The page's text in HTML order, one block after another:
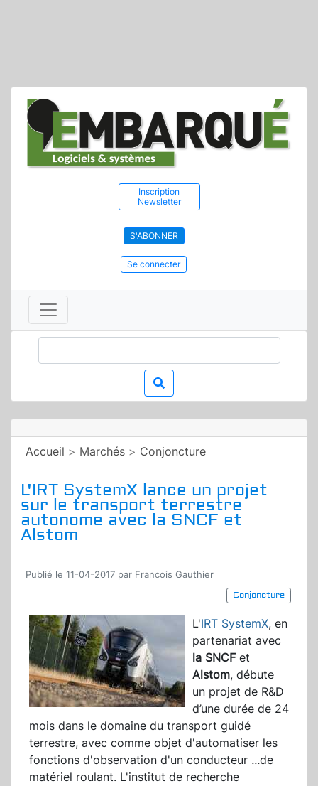
Inscription
Newsletter
S'ABONNER
Se connecter
Accueil > Marchés > Conjoncture
L'IRT SystemX lance un projet
sur le transport terrestre
autonome avec la SNCF et
Alstom
Publié le 11-04-2017 par Francois Gauthier
Conjoncture
L'IRT SystemX, en
partenariat avec
la SNCF et
Alstom, débute
un projet de R&D
d’une durée de 24
mois dans le domaine du transport guidé
terrestre, avec comme objet d'automatiser les
fonctions d'observation d'un conducteur ...de
matériel roulant. L'institut de recherche